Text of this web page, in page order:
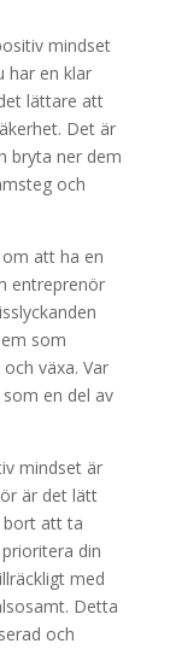
mindset
har en klar
lättare att
Det är
bryta ner dem
och
att ha en
entreprenör
som
växa. Var
en del av
mindset är
är det lätt
bort att ta
din
med
Detta
och